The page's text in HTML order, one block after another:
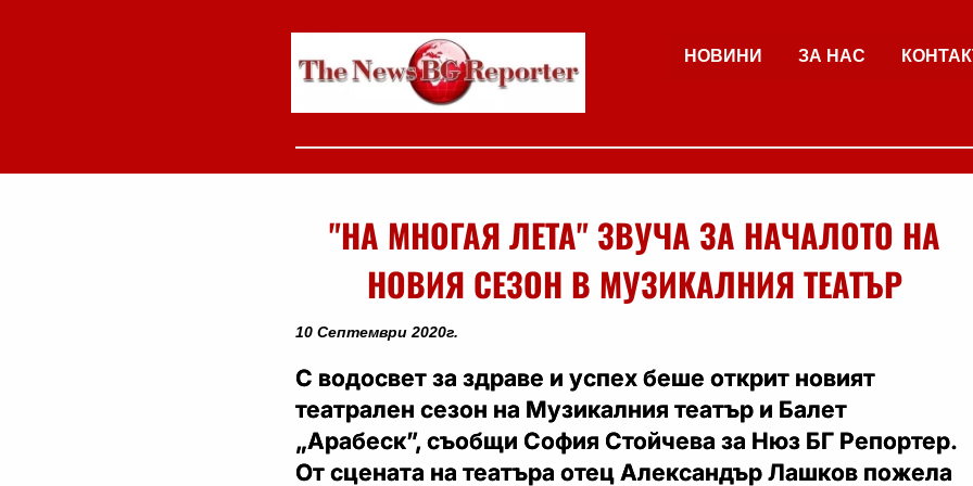
НОВИНИ ЗА НАС
"НА МНОГАЯ ЛЕТА" ЗВУЧА ЗА НАЧАЛОТО НА
НОВИЯ СЕЗОН В МУЗИКАЛНИЯ ТЕАТЪР
10 Септември 2020г.
С водосвет за здраве и успех беше открит новият
театрален сезон на Музикалния театър и Балет
„Арабеск”, съобщи София Стойчева за Нюз БГ Репортер.
От сцената на театъра отец Александър Лашков пожела